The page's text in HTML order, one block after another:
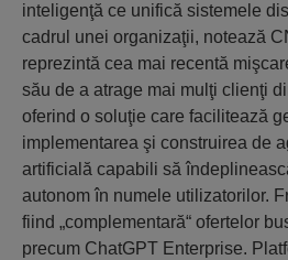
inteligenţă ce unifică sistemele
cadrul unei organizaţii, notează
reprezintă cea mai recentă
său de a atrage mai mulţi clienţi
oferind o soluţie care facilitează
implementarea şi construirea de
artificială capabili să
autonom în numele utilizatorilor.
fiind „complementară“ ofertelor
precum ChatGPT Enterprise.